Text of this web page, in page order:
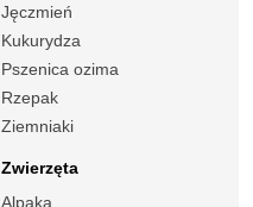
Jęczmień
Kukurydza
Pszenica ozima
Rzepak
Ziemniaki
Zwierzęta
Alpaka